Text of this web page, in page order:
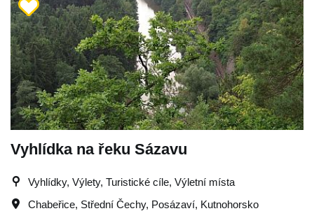
Vyhlídka na řeku Sázavu
Vyhlídky, Výlety, Turistické cíle, Výletní místa
Chabeřice, Střední Čechy, Posázaví, Kutnohorsko